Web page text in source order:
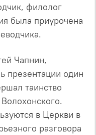
филолог
была приурочена
Чапнин,
презентации один
таинство
в Церкви в
разговора